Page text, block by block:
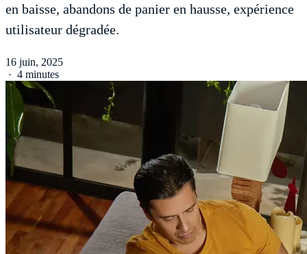
en baisse, abandons de panier en hausse, expérience
utilisateur dégradée.
16 juin, 2025
· 4 minutes